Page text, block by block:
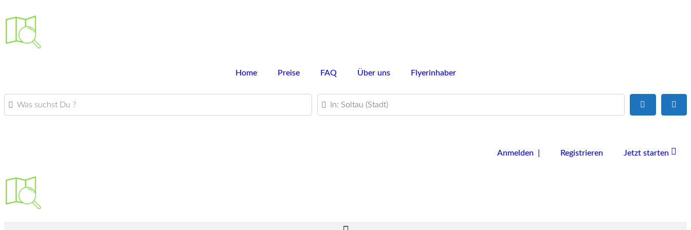
Home Preise FAQ Über uns Flyerinhaber
Was suchst Du ? PLZ oder Ort
Anmelden | Registrieren Jetzt starten